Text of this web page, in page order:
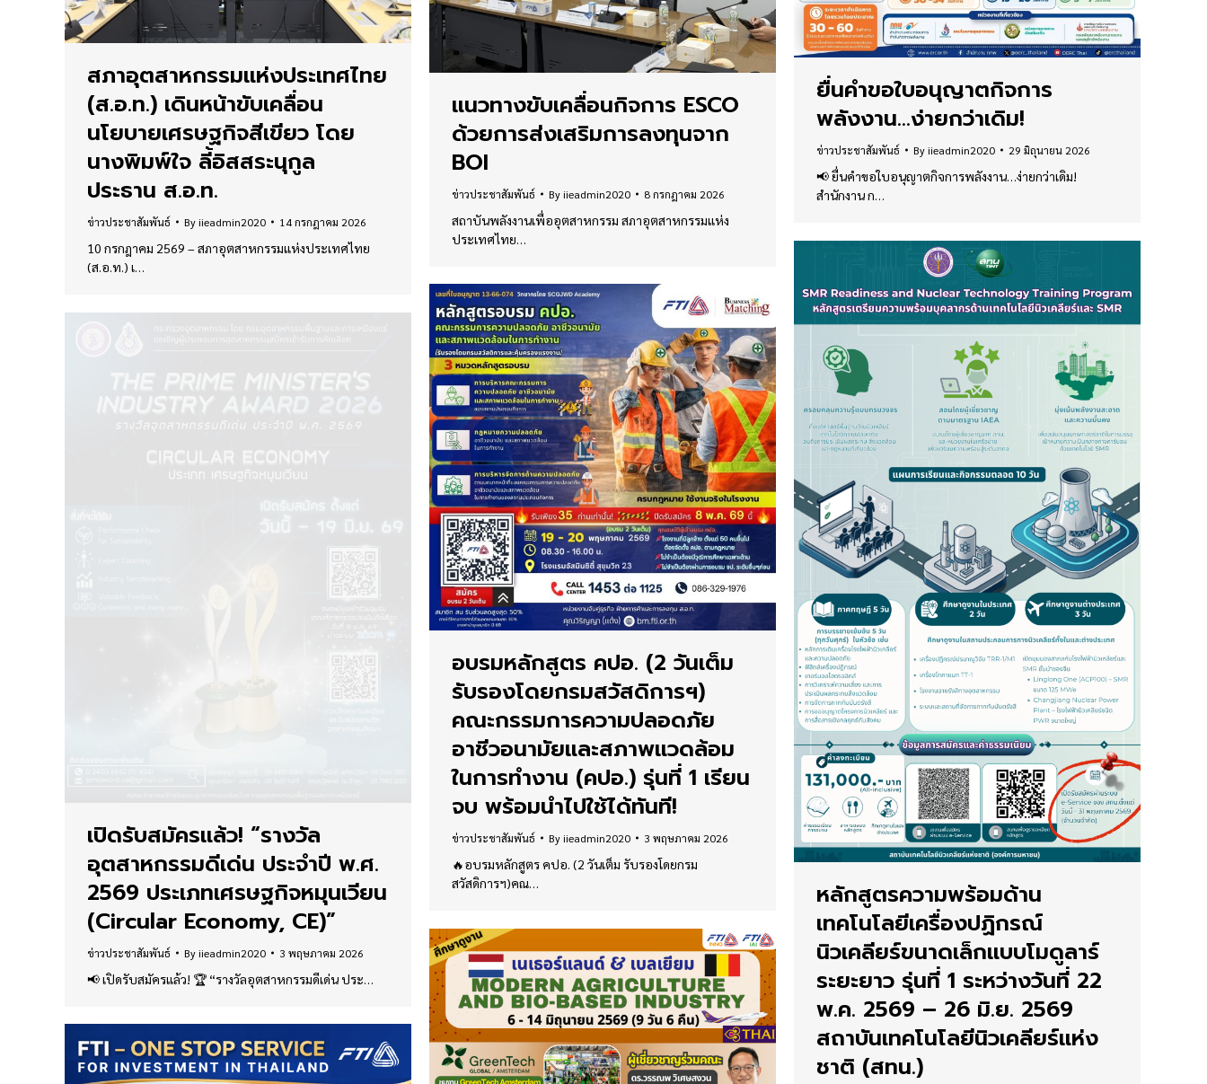
สภาอุตสาหกรรมแห่งประเทศไทย
(ส.อ.ท.) เดินหน้าขับเคลื่อน
นโยบายเศรษฐกิจสีเขียว โดย
นางพิมพ์ใจ ลี้อิสสระนุกูล
ประธาน ส.อ.ท.
ข่าวประชาสัมพันธ์ By iieadmin2020 14 กรกฎาคม 2026
10 กรกฎาคม 2569 – สภาอุตสาหกรรมแห่งประเทศไทย
(ส.อ.ท.) เ…
แนวทางขับเคลื่อนกิจการ ESCO
ด้วยการส่งเสริมการลงทุนจาก
BOI
ข่าวประชาสัมพันธ์ By iieadmin2020 8 กรกฎาคม 2026
สถาบันพลังงานเพื่ออุตสาหกรรม สภาอุตสาหกรรมแห่ง
ประเทศไทย…
ยื่นคำขอใบอนุญาตกิจการ
พลังงาน…ง่ายกว่าเดิม!
ข่าวประชาสัมพันธ์ By iieadmin2020 29 มิถุนายน 2026
📢 ยื่นคำขอใบอนุญาตกิจการพลังงาน…ง่ายกว่าเดิม!
สำนักงาน ก…
หลักสูตรความพร้อมด้าน
เทคโนโลยีเครื่องปฏิกรณ์
นิวเคลียร์ขนาดเล็กแบบโมดูลาร์
ระยะยาว รุ่นที่ 1 ระหว่างวันที่ 22
พ.ค. 2569 – 26 มิ.ย. 2569
สถาบันเทคโนโลยีนิวเคลียร์แห่ง
ชาติ (สทน.)
อบรมหลักสูตร คปอ. (2 วันเต็ม
รับรองโดยกรมสวัสดิการฯ)
คณะกรรมการความปลอดภัย
อาชีวอนามัยและสภาพแวดล้อม
ในการทำงาน (คปอ.) รุ่นที่ 1 เรียน
จบ พร้อมนำไปใช้ได้ทันที!
ข่าวประชาสัมพันธ์ By iieadmin2020 3 พฤษภาคม 2026
🔥อบรมหลักสูตร คปอ. (2 วันเต็ม รับรองโดยกรม
สวัสดิการฯ)คณ…
เปิดรับสมัครแล้ว! “รางวัล
อุตสาหกรรมดีเด่น ประจำปี พ.ศ.
2569 ประเภทเศรษฐกิจหมุนเวียน
(Circular Economy, CE)”
ข่าวประชาสัมพันธ์ By iieadmin2020 3 พฤษภาคม 2026
📢 เปิดรับสมัครแล้ว! 🏆 “รางวัลอุตสาหกรรมดีเด่น ประ…